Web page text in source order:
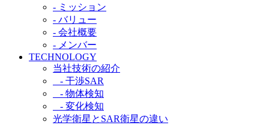
- ミッション
- バリュー
- 会社概要
- メンバー
TECHNOLOGY
当社技術の紹介​
- 干渉SAR​
- 物体検知​
- 変化検知​
光学衛星とSAR衛星の違い​